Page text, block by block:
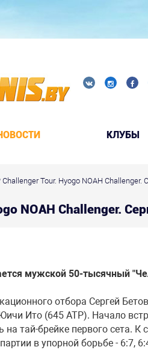
КЛУБЫ
Challenger Tour. Hyogo NOAH Challenger.
NOAH Challenger.
мужской 50-тысячный
отбора Сергей
Ито (645 АТР). Начало
тай-брейке первого сета. К
в упорной борьбе - 6:7,